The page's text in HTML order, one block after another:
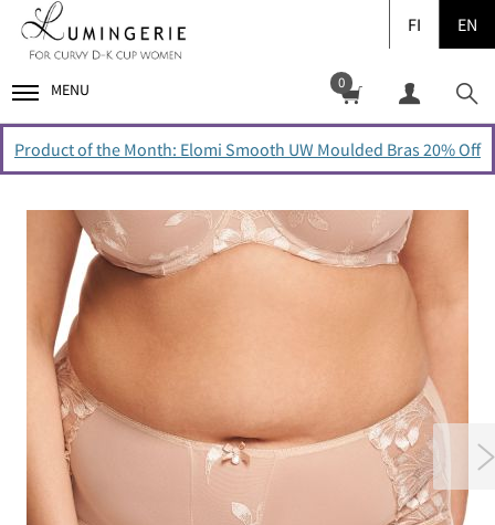
FI EN
MENU 0
Product of the Month: Elomi Smooth UW Moulded Bras 20% Off